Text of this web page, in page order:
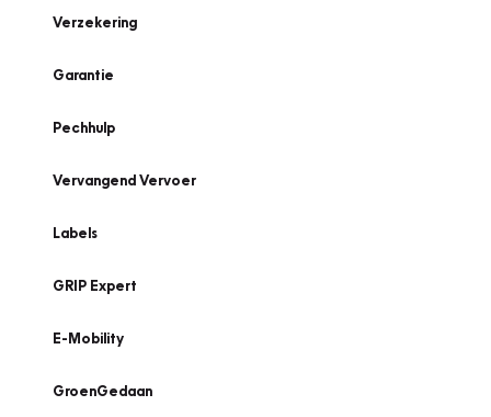
Verzekering
Garantie
Pechhulp
Vervangend Vervoer
Labels
GRIP Expert
E-Mobility
GroenGedaan